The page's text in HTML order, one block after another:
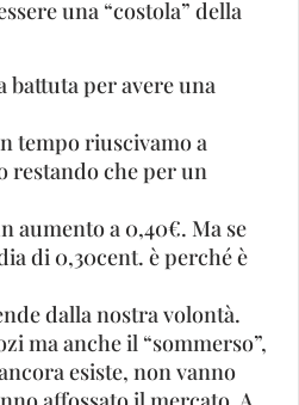
una “costola” della
battuta per avere una
tempo riuscivamo a
restando che per un
aumento a 0,40€. Ma se
di 0,30cent. è perché è
dalla nostra volontà.
ma anche il “sommerso”,
esiste, non vanno